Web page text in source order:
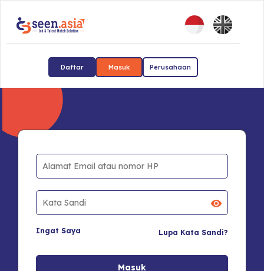
Daftar Masuk Perusahaan
Ingat Saya Lupa Kata Sandi?